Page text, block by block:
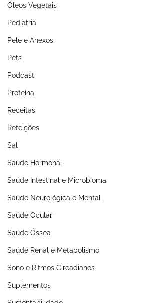
Óleos Vegetais
Pediatria
Pele e Anexos
Pets
Podcast
Proteína
Receitas
Refeições
Sal
Saúde Hormonal
Saúde Intestinal e Microbioma
Saúde Neurológica e Mental
Saúde Ocular
Saúde Óssea
Saúde Renal e Metabolismo
Sono e Ritmos Circadianos
Suplementos